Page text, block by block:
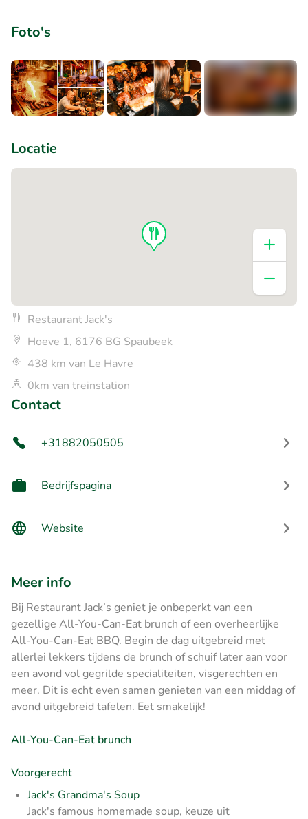
Foto's
Locatie
Restaurant Jack's
Hoeve 1, 6176 BG Spaubeek
438 km van Le Havre
0km van treinstation
Contact
+31882050505
Bedrijfspagina
Website
Meer info
Bij Restaurant Jack’s geniet je onbeperkt van een
gezellige All-You-Can-Eat brunch of een overheerlijke
All-You-Can-Eat BBQ. Begin de dag uitgebreid met
allerlei lekkers tijdens de brunch of schuif later aan voor
een avond vol gegrilde specialiteiten, visgerechten en
meer. Dit is echt even samen genieten van een middag of
avond uitgebreid tafelen. Eet smakelijk!
All-You-Can-Eat brunch
Voorgerecht
Jack's Grandma's Soup
Jack's famous homemade soup, keuze uit